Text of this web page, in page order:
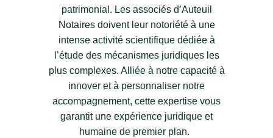
patrimonial. Les associés d’Auteuil
Notaires doivent leur notoriété à une
intense activité scientifique dédiée à
l’étude des mécanismes juridiques les
plus complexes. Alliée à notre capacité à
innover et à personnaliser notre
accompagnement, cette expertise vous
garantit une expérience juridique et
humaine de premier plan.